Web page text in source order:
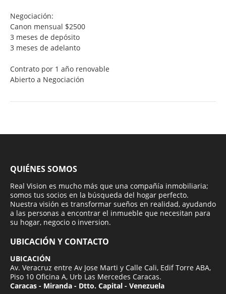
Negociación:
Canon mensual $2500
3 meses de depósito
3 meses de adelanto
Contrato por 1 año renovable
Abierto a Negociación
QUIÉNES SOMOS
Real Vision es mucho más que una compañía inmobiliaria;
somos tus socios en la búsqueda del hogar perfecto.
Nuestra visión es transformar sueños en realidad, ayudando
a las personas a encontrar el inmueble que necesitan para
su hogar, negocio o inversion.
UBICACIÓN Y CONTACTO
UBICACIÓN
Av. Veracruz entre Av Jose Marti y Calle Cali, Edif Torre ABA,
Piso 10 Oficina A, Urb Las Mercedes Caracas.
Caracas - Miranda - Dtto. Capital - Venezuela